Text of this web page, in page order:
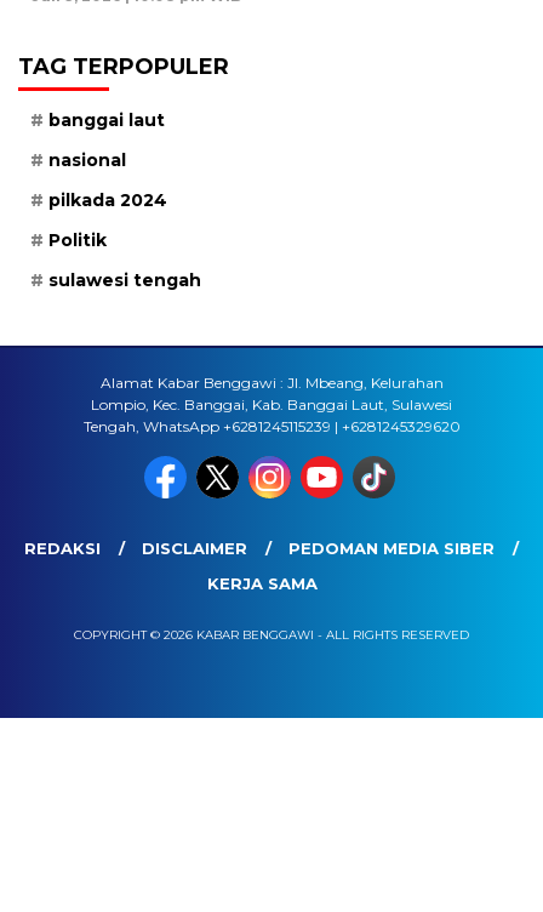
TAG TERPOPULER
banggai laut
nasional
pilkada 2024
Politik
sulawesi tengah
Alamat Kabar Benggawi : Jl. Mbeang, Kelurahan
Lompio, Kec. Banggai, Kab. Banggai Laut, Sulawesi
Tengah, WhatsApp +6281245115239 | +6281245329620
REDAKSI DISCLAIMER
PEDOMAN MEDIA SIBER
KERJA SAMA
COPYRIGHT © 2026 KABAR BENGGAWI - ALL RIGHTS RESERVED